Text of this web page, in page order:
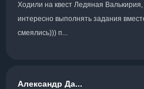
Ходили на квест Ледяная
интересно выполнять задания
смеялись))) п...
Александр Да...